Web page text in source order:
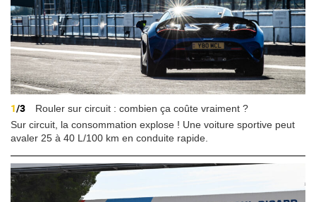
1/3
Rouler sur circuit : combien ça coûte vraiment ?
Sur circuit, la consommation explose ! Une voiture sportive peut
avaler 25 à 40 L/100 km en conduite rapide.